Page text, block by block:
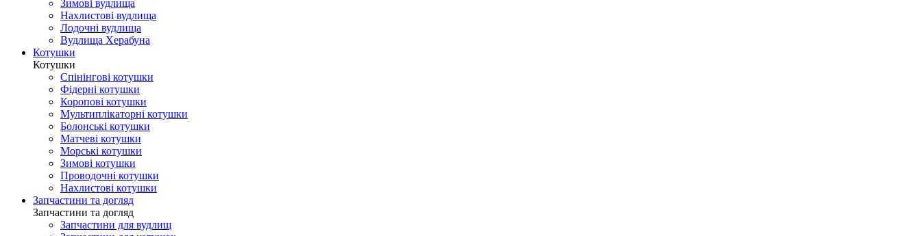
Зимові вудлища
Нахлистові вудлища
Лодочні вудлища
Вудлища Херабуна
Котушки
Котушки
Спінінгові котушки
Фідерні котушки
Коропові котушки
Мультиплікаторні котушки
Болонські котушки
Матчеві котушки
Морські котушки
Зимові котушки
Проводочні котушки
Нахлистові котушки
Запчастини та догляд
Запчастини та догляд
Запчастини для вудлищ